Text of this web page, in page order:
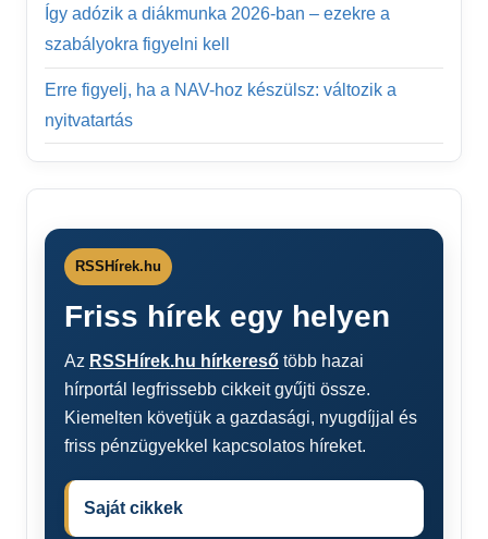
Így adózik a diákmunka 2026-ban – ezekre a
szabályokra figyelni kell
Erre figyelj, ha a NAV-hoz készülsz: változik a
nyitvatartás
RSSHírek.hu
Friss hírek egy helyen
Az RSSHírek.hu hírkereső több hazai
hírportál legfrissebb cikkeit gyűjti össze.
Kiemelten követjük a gazdasági, nyugdíjjal és
friss pénzügyekkel kapcsolatos híreket.
Saját cikkek